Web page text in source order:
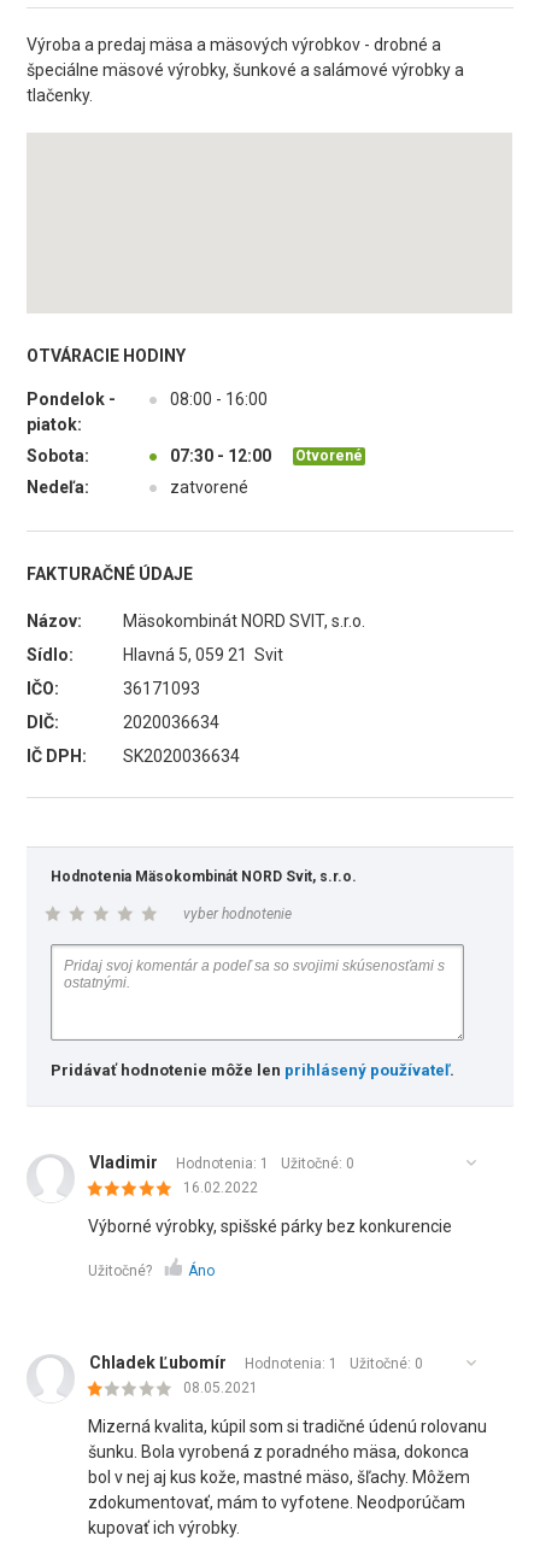
Výroba a predaj mäsa a mäsových výrobkov - drobné a
špeciálne mäsové výrobky, šunkové a salámové výrobky a
tlačenky.
OTVÁRACIE HODINY
Pondelok -
piatok:
● 08:00 - 16:00
Sobota: ● 07:30 - 12:00 Otvorené
Nedeľa: ● zatvorené
FAKTURAČNÉ ÚDAJE
Názov:
Mäsokombinát NORD SVIT, s.r.o.
Sídlo:
Hlavná 5, 059 21 Svit
IČO:
36171093
DIČ:
2020036634
IČ DPH:
SK2020036634
Hodnotenia Mäsokombinát NORD Svit, s.r.o.
vyber hodnotenie
Pridávať hodnotenie môže len prihlásený používateľ.
Vladimir Hodnotenia: 1 Užitočné: 0
16.02.2022
Výborné výrobky, spišské párky bez konkurencie
Užitočné? Áno
Chladek Ľubomír Hodnotenia: 1 Užitočné: 0
08.05.2021
Mizerná kvalita, kúpil som si tradičné údenú rolovanu
šunku. Bola vyrobená z poradného mäsa, dokonca
bol v nej aj kus kože, mastné mäso, šľachy. Môžem
zdokumentovať, mám to vyfotene. Neodporúčam
kupovať ich výrobky.